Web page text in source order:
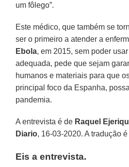
um fôlego”.
Este médico, que também se
ser o primeiro a atender a
Ebola, em 2015, sem poder
adequada, pede que sejam
humanos e materiais para que
principal foco da Espanha,
pandemia.
A entrevista é de Raquel
Diario, 16-03-2020. A tradução
Eis a entrevista.